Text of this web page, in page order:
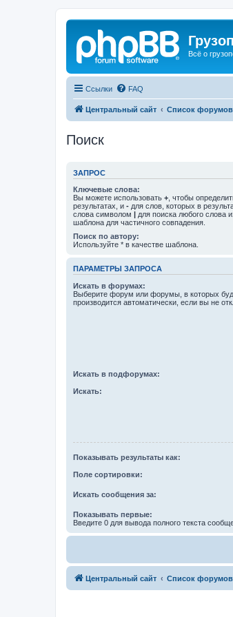
Всё о
Ссылки FAQ
Центральный сайт Список форумов
Поиск
ЗАПРОС
Ключевые слова:
Вы можете использовать + , чтобы
результатах, и - для слов, которых в
слова символом | для поиска любого слова
шаблона для частичного совпадения.
Поиск по автору:
Используйте * в качестве шаблона.
ПАРАМЕТРЫ ЗАПРОСА
Искать в форумах:
Выберите форум или форумы, в которых
производится автоматически, если вы не
Искать в подфорумах:
Искать:
Показывать результаты как:
Поле сортировки:
Искать сообщения за:
Показывать первые:
Введите 0 для вывода полного текста
Центральный сайт Список форумов